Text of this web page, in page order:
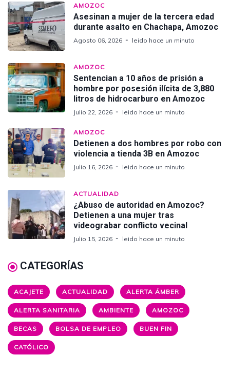
AMOZOC
Asesinan a mujer de la tercera edad
durante asalto en Chachapa, Amozoc
Agosto 06, 2026 leido hace un minuto
AMOZOC
Sentencian a 10 años de prisión a
hombre por posesión ilícita de 3,880
litros de hidrocarburo en Amozoc
Julio 22, 2026 leido hace un minuto
AMOZOC
Detienen a dos hombres por robo con
violencia a tienda 3B en Amozoc
Julio 16, 2026 leido hace un minuto
ACTUALIDAD
¿Abuso de autoridad en Amozoc?
Detienen a una mujer tras
videograbar conflicto vecinal
Julio 15, 2026 leido hace un minuto
CATEGORÍAS
ACAJETE ACTUALIDAD ALERTA ÁMBER
ALERTA SANITARIA AMBIENTE AMOZOC
BECAS BOLSA DE EMPLEO BUEN FIN
CATÓLICO